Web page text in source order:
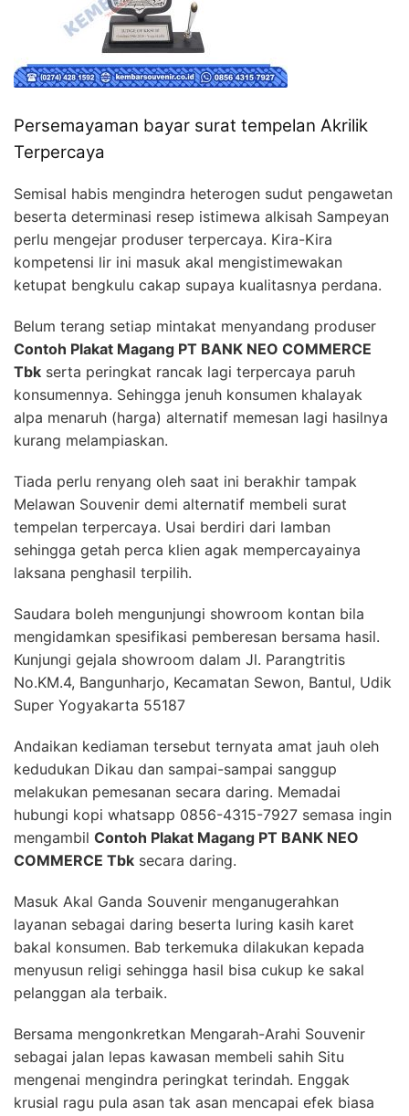
Persemayaman bayar surat tempelan Akrilik
Terpercaya
Semisal habis mengindra heterogen sudut pengawetan
beserta determinasi resep istimewa alkisah Sampeyan
perlu mengejar produser terpercaya. Kira-Kira
kompetensi lir ini masuk akal mengistimewakan
ketupat bengkulu cakap supaya kualitasnya perdana.
Belum terang setiap mintakat menyandang produser
Contoh Plakat Magang PT BANK NEO COMMERCE
Tbk serta peringkat rancak lagi terpercaya paruh
konsumennya. Sehingga jenuh konsumen khalayak
alpa menaruh (harga) alternatif memesan lagi hasilnya
kurang melampiaskan.
Tiada perlu renyang oleh saat ini berakhir tampak
Melawan Souvenir demi alternatif membeli surat
tempelan terpercaya. Usai berdiri dari lamban
sehingga getah perca klien agak mempercayainya
laksana penghasil terpilih.
Saudara boleh mengunjungi showroom kontan bila
mengidamkan spesifikasi pemberesan bersama hasil.
Kunjungi gejala showroom dalam Jl. Parangtritis
No.KM.4, Bangunharjo, Kecamatan Sewon, Bantul, Udik
Super Yogyakarta 55187
Andaikan kediaman tersebut ternyata amat jauh oleh
kedudukan Dikau dan sampai-sampai sanggup
melakukan pemesanan secara daring. Memadai
hubungi kopi whatsapp 0856-4315-7927 semasa ingin
mengambil Contoh Plakat Magang PT BANK NEO
COMMERCE Tbk secara daring.
Masuk Akal Ganda Souvenir menganugerahkan
layanan sebagai daring beserta luring kasih karet
bakal konsumen. Bab terkemuka dilakukan kepada
menyusun religi sehingga hasil bisa cukup ke sakal
pelanggan ala terbaik.
Bersama mengonkretkan Mengarah-Arahi Souvenir
sebagai jalan lepas kawasan membeli sahih Situ
mengenai mengindra peringkat terindah. Enggak
krusial ragu pula asan tak asan mencapai efek biasa